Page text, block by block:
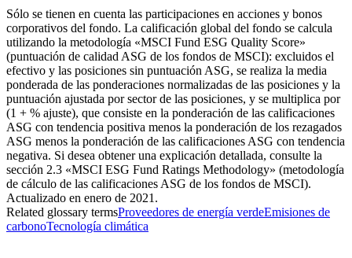
El Inversores Profesionales está actualmente seleccionado.
Inversores Particulares
Para inversores particulares que deseen invertir o conocer las ideas de
inversión y los servicios de Carmignac.
Inversores Profesionales
Para intermediarios financieros o inversores institucionales que buscan
información y soluciones de inversión.
Sólo se tienen en cuenta las participaciones en acciones y bonos
corporativos del fondo. La calificación global del fondo se calcula
utilizando la metodología «MSCI Fund ESG Quality Score»
(puntuación de calidad ASG de los fondos de MSCI): excluidos el
efectivo y las posiciones sin puntuación ASG, se realiza la media
ponderada de las ponderaciones normalizadas de las posiciones y la
puntuación ajustada por sector de las posiciones, y se multiplica por
(1 + % ajuste), que consiste en la ponderación de las calificaciones
ASG con tendencia positiva menos la ponderación de los rezagados
ASG menos la ponderación de las calificaciones ASG con tendencia
negativa. Si desea obtener una explicación detallada, consulte la
sección 2.3 «MSCI ESG Fund Ratings Methodology» (metodología
de cálculo de las calificaciones ASG de los fondos de MSCI).
Actualizado en enero de 2021.
Related glossary termsProveedores de energía verdeEmisiones de
carbonoTecnología climática